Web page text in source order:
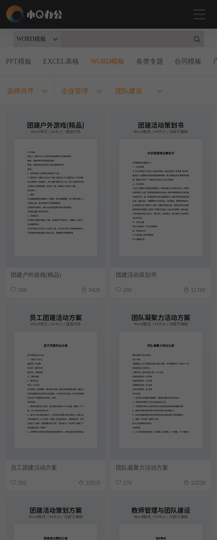
WORD模板
PPT模板 EXCEL表格 WORD模板 各类专题 合同模板
选择排序 企业管理 团队建设
团建户外游戏(精品)
298 9425
团建活动策划书
286 11766
员工团建活动方案
282 10515
团队凝聚力活动方案
276 10239